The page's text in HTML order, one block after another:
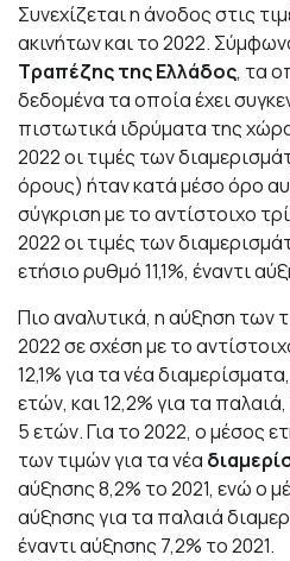
Συνεχίζεται η άνοδος στις
ακινήτων και το 2022.
Τραπέζης της Ελλάδος, τα
δεδομένα τα οποία έχει
πιστωτικά ιδρύματα της
2022 οι τιμές των
όρους) ήταν κατά μέσο όρο
σύγκριση με το αντίστοιχο
2022 οι τιμές των
ετήσιο ρυθμό 11,1%, έναντι
Πιο αναλυτικά, η αύξηση των
2022 σε σχέση με το
12,1% για τα νέα
ετών, και 12,2% για τα
5 ετών. Για το 2022, ο μέσος
των τιμών για τα νέα
αύξησης 8,2% το 2021, ενώ ο
αύξησης για τα παλαιά
έναντι αύξησης 7,2% το 2021.